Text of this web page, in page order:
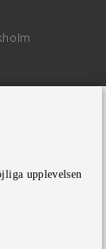
upplevelsen